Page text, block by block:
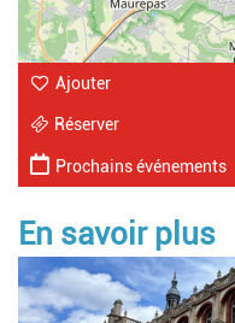
Ajouter
Réserver
Prochains événements
En savoir plus